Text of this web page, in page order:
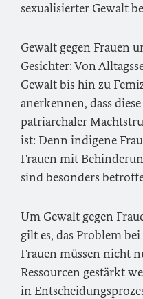
sexualisierter Gewalt
Gewalt gegen Frauen
Gesichter: Von
Gewalt bis hin zu
anerkennen, dass
patriarchaler
ist: Denn indigene
Frauen mit
sind besonders
Um Gewalt gegen
gilt es, das Problem
Frauen müssen nicht
Ressourcen gestärkt
in